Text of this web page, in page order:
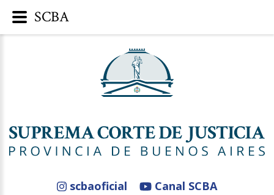
scbaoficial
Canal SCBA
SCBA